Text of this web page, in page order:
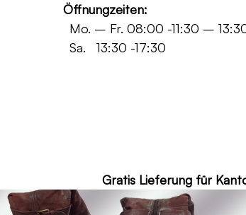
Öffnungzeiten:
-11:30 – 13:30 -
-17:30
für Kanton